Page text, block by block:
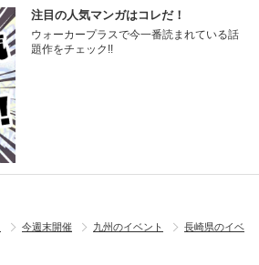
注目の人気マンガはコレだ！
ウォーカープラスで今一番読まれている話
題作をチェック!!
今週末開催 九州のイベント
長崎県のイベ